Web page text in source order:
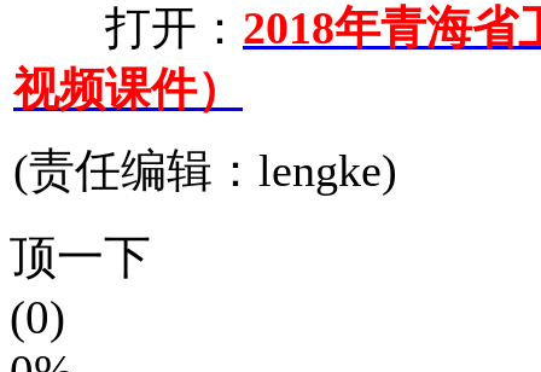
打开： 2018年青海
视频课件）
(责任编辑：lengke)
顶一下
(0)